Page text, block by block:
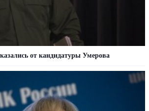
от кандидатуры Умерова